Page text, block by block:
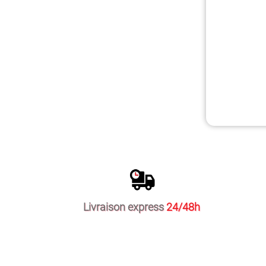
Livraison express 24/48h